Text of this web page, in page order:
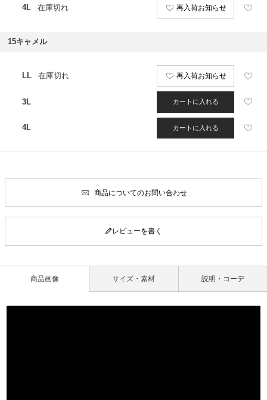
4L 在庫切れ 再入荷お知らせ
15キャメル
LL 在庫切れ 再入荷お知らせ
3L カートに入れる
4L カートに入れる
商品についてのお問い合わせ
レビューを書く
商品画像 サイズ・素材 説明・コーデ